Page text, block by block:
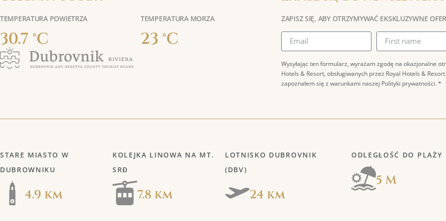
TEMPERATURA POWIETRZA
30.7 °C
TEMPERATURA MORZA
23 °C
ZAPISZ SIĘ, ABY OTRZYMYWAĆ EKSKLUZYWNE
Wysyłając ten formularz, wyrażam zgodę na okazjonalne
Hotels & Resort, obsługiwanych przez Royal Hotels & Resort
zapoznałem się z warunkami naszej Polityki prywatności. *
STARE MIASTO W
DUBROWNIKU
4.9 km
KOLEJKA LINOWA NA MT.
SRĐ
7.8 km
LOTNISKO DUBROVNIK
(DBV)
24 km
ODLEGŁOŚĆ DO PLAŻY
5 M